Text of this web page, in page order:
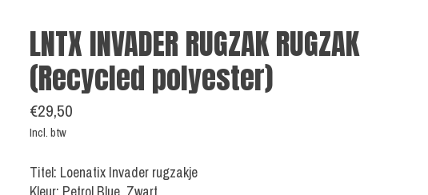
LNTX INVADER RUGZAK RUGZAK
(Recycled polyester)
€29,50
Incl. btw
Titel: Loenatix Invader rugzakje
Kleur: Petrol Blue, Zwart